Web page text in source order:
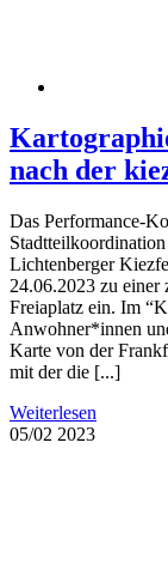
nach der
Das Performance-
Lichtenberger
24.06.2023 zu einer
Freiaplatz ein. Im
Anwohner*innen
Karte von der
mit der die [...]
Weiterlesen
05/02 2023